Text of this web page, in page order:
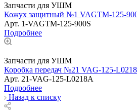
Запчасти для УШМ
Кожух защитный №1 VAGTM-125-
Арт. 1-VAGTM-125-900S
Подробнее
Запчасти для УШМ
Коробка передач №21 VAG-125-
Арт. 21-VAG-125-L0218A
Подробнее
Назад к списку